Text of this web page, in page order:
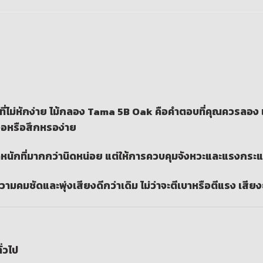
หักง่าย ไม้กลอง Tama 5B Oak คือคำตอบที่คุณควรลอ
หรือสึกหรอง่าย
นักที่มากกว่านิดหน่อย แต่ให้การควบคุมจังหวะและแรงกร
มคมชัดและพุ่งเสียงดีกว่าเดิม ไม่ว่าจะตีเบาหรือตีแรง เสี
ไป